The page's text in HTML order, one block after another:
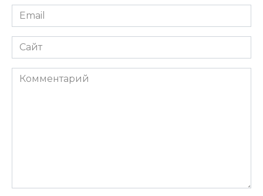
Email
*
Сайт
Комментарий